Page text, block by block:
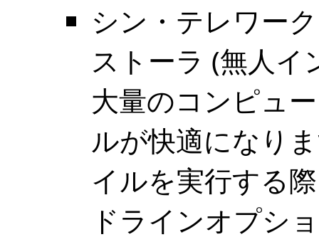
シン・テレワー
ストーラ (無人イ
大量のコンピュ
ルが快適になり
イルを実行する
ドラインオプシ